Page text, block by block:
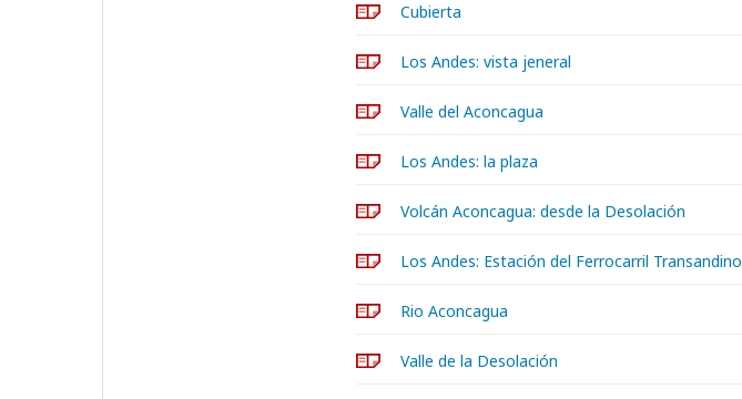
Cubierta
Los Andes: vista jeneral
Valle del Aconcagua
Los Andes: la plaza
Volcán Aconcagua: desde la Desolación
Los Andes: Estación del Ferrocarril Transandino
Rio Aconcagua
Valle de la Desolación